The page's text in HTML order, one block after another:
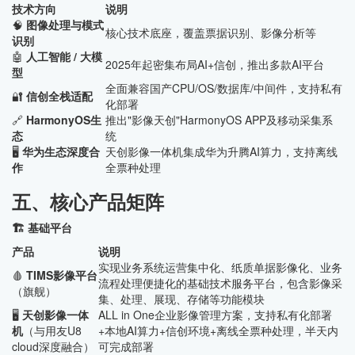
技术方向
说明
🧠 图像处理与模式
识别
核心技术底座，覆盖票据识别、影像分析等
🤖 人工智能 / 大模
型
2025年起密集布局AI+信创，推出多款AI平台
🔐 信创全栈适配
全面兼容国产CPU/OS/数据库/中间件，支持私有
化部署
🔗 HarmonyOS生
态
推出"影像天创"HarmonyOS APP及移动采集系
统
🖥️ 华为生态深度合
作
天创影像一体机集成华为升腾AI算力，支持离线
全票种处理
五、核心产品矩阵
🏗️ 基础平台
产品
说明
🩸 TIMS影像平台
（旗舰）
实现业务系统运营集中化、纸质单据影像化、业务
流程处理便捷化的基础技术服务平台，包含影像采
集、处理、展现、存储等功能模块
🖥️ 天创影像一体
机（与用友U8
cloud深度融合）
ALL in One企业影像管理方案，支持私有化部署
+本地AI算力+信创环境+离线全票种处理，半天内
可完成部署